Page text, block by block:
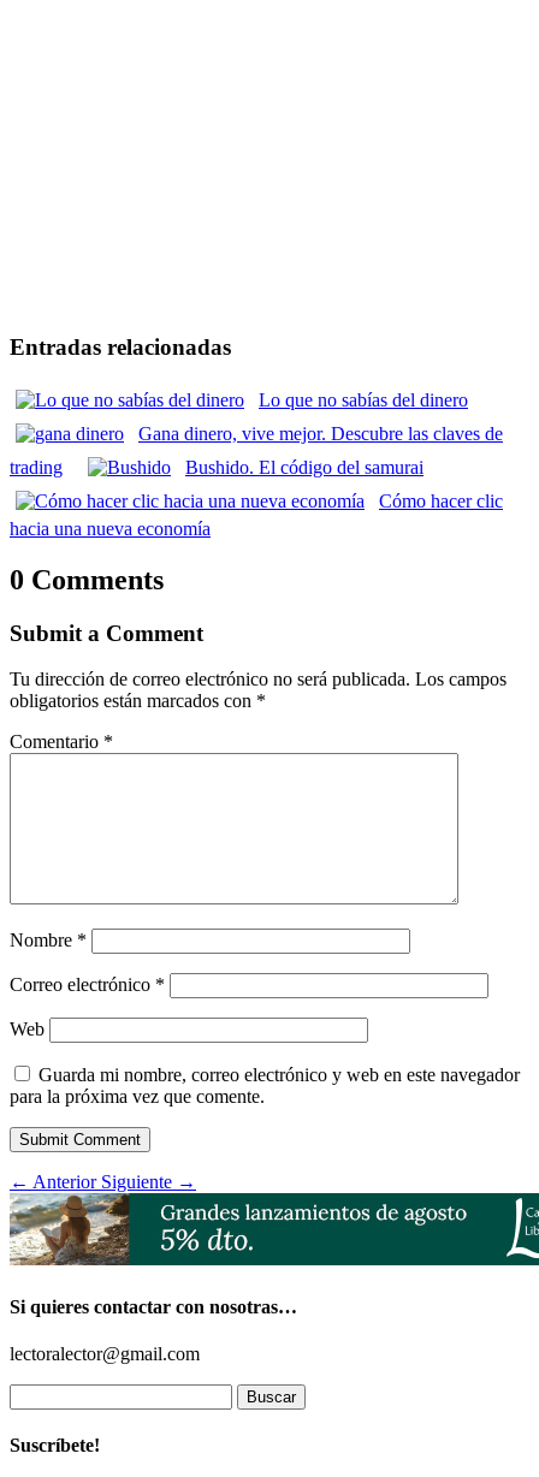
Entradas relacionadas
Lo que no sabías del dinero
Gana dinero, vive mejor. Descubre las claves de
trading
Bushido. El código del samurai
Cómo hacer clic
hacia una nueva economía
0 Comments
Submit a Comment
Tu dirección de correo electrónico no será publicada. Los campos
obligatorios están marcados con *
Comentario *
Nombre *
Correo electrónico *
Web
Guarda mi nombre, correo electrónico y web en este navegador
para la próxima vez que comente.
Submit Comment
← Anterior Siguiente →
Si quieres contactar con nosotras…
lectoralector@gmail.com
Suscríbete!